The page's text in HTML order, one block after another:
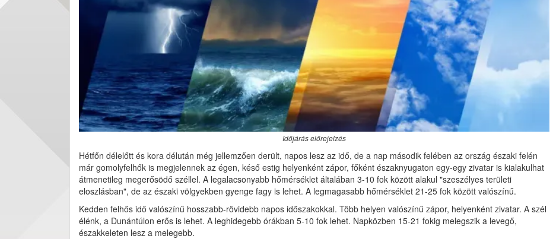
Időjárás előrejelzés
Hétfőn délelőtt és kora délután még jellemzően derült, napos lesz az idő, de a nap második felében az ország északi felén
már gomolyfelhők is megjelennek az égen, késő estig helyenként zápor, főként északnyugaton egy-egy zivatar is kialakulhat
átmenetileg megerősödő széllel. A legalacsonyabb hőmérséklet általában 3-10 fok között alakul "szeszélyes területi
eloszlásban", de az északi völgyekben gyenge fagy is lehet. A legmagasabb hőmérséklet 21-25 fok között valószínű.
Kedden felhős idő valószínű hosszabb-rövidebb napos időszakokkal. Több helyen valószínű zápor, helyenként zivatar. A szél
élénk, a Dunántúlon erős is lehet. A leghidegebb órákban 5-10 fok lehet. Napközben 15-21 fokig melegszik a levegő,
északkeleten lesz a melegebb.